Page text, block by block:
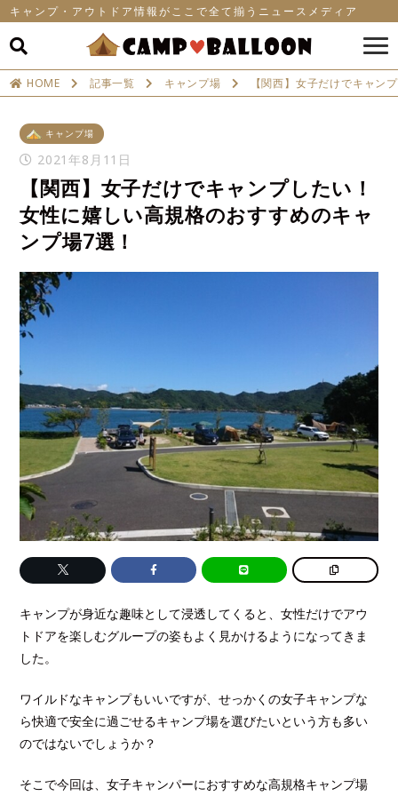
キャンプ・アウトドア情報がここで全て揃うニュースメディア
HOME 記事一覧 キャンプ場 【関西】女子だけでキャン
キャンプ場
2021年8月11日
【関西】女子だけでキャンプしたい！
女性に嬉しい高規格のおすすめのキャ
ンプ場7選！
キャンプが身近な趣味として浸透してくると、女性だけでアウ
トドアを楽しむグループの姿もよく見かけるようになってきま
した。
ワイルドなキャンプもいいですが、せっかくの女子キャンプな
ら快適で安全に過ごせるキャンプ場を選びたいという方も多い
のではないでしょうか？
そこで今回は、女子キャンパーにおすすめな高規格キャンプ場